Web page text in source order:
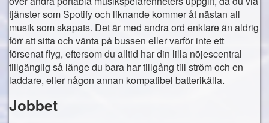
Dags att byta yrke
Tips
Att välja rätt gymnasieskola
tjänster som Spotify och liknande kommer åt nästan all
musik som skapats. Det är med andra ord enklare än aldrig
förr att sitta och vänta på bussen eller varför inte ett
försenat flyg, eftersom du alltid har din lilla nöjescentral
tillgänglig så länge du bara har tillgång till ström och en
laddare, eller någon annan kompatibel batterikälla.
Jobbet